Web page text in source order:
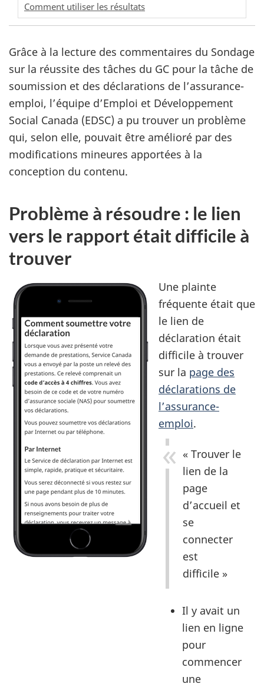
Comment utiliser les résultats
Grâce à la lecture des commentaires du Sondage
sur la réussite des tâches du GC pour la tâche de
soumission et des déclarations de l’assurance-
emploi, l’équipe d’Emploi et Développement
Social Canada (EDSC) a pu trouver un problème
qui, selon elle, pouvait être amélioré par des
modifications mineures apportées à la
conception du contenu.
Problème à résoudre : le lien
vers le rapport était difficile à
trouver
Une plainte
fréquente était que
le lien de
déclaration était
difficile à trouver
sur la page des
déclarations de
l’assurance-
emploi.
« Trouver le
lien de la
page
d’accueil et
se
connecter
est
difficile »
Il y avait un
lien en ligne
pour
commencer
une